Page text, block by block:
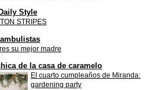
Style
STRIPES
su mejor madre
de la casa de caramelo
El cuarto cumpleaños de Miranda:
gardening party